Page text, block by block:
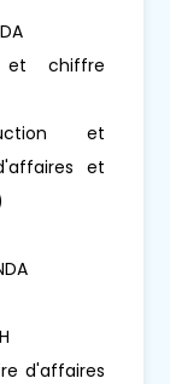
et chiffre
et
et
d'affaires